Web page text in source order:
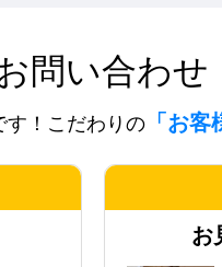
問い合わせ
す！こだわりの 「お
お